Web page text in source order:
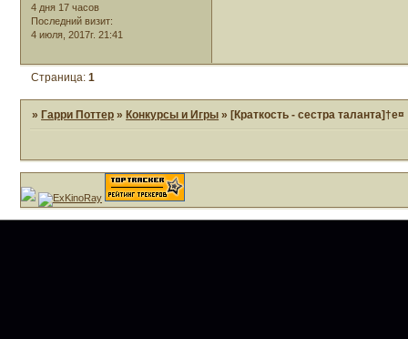
4 дня 17 часов
Последний визит:
4 июля, 2017г. 21:41
Страница:1
» Гарри Поттер » Конкурсы и Игры » [Краткость - сестра таланта]†e¤